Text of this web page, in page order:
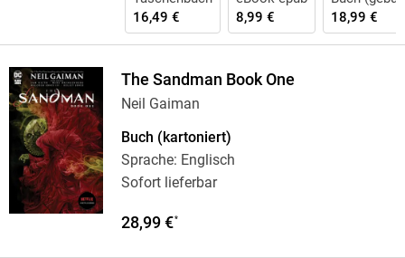
16,49 €
8,99 €
18,99 €
The Sandman Book One
Neil Gaiman
Buch (kartoniert)
Sprache: Englisch
Sofort lieferbar
28,99 €*